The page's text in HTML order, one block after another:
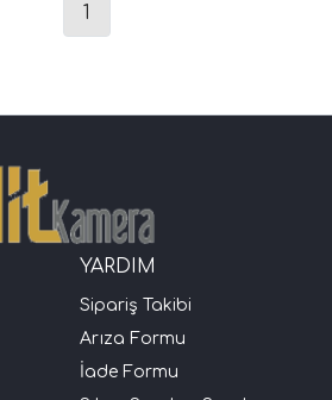
1
YARDIM
Sipariş Takibi
Arıza Formu
İade Formu